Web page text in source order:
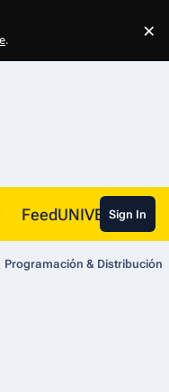
. ×
FeedUNIVERSSign In
Programación & Distribución